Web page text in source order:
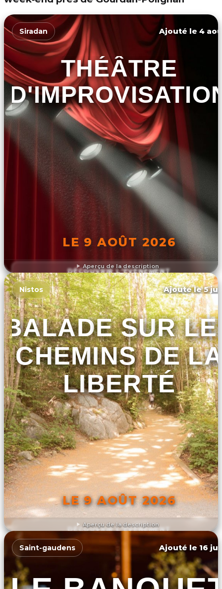
Aperçu de la description
Siradan Ajouté le 4
THÉÂTRE
LE 9 AOÛT 2026
DÉCOUVRIR L'ÉVÉNEMENT
Aperçu de la description
Nistos Ajouté le 5
BALADE SUR
CHEMINS DE LA
LIBERTÉ
LE 9 AOÛT 2026
DÉCOUVRIR L'ÉVÉNEMENT
Saint-gaudens Ajouté le 16